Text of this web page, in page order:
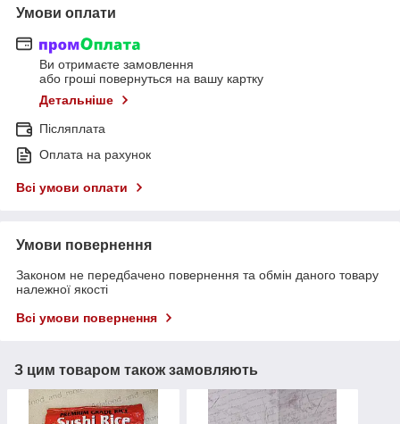
Умови оплати
Ви отримаєте замовлення
або гроші повернуться на вашу картку
Детальніше
Післяплата
Оплата на рахунок
Всі умови оплати
Умови повернення
Законом не передбачено повернення та обмін даного товару
належної якості
Всі умови повернення
З цим товаром також замовляють